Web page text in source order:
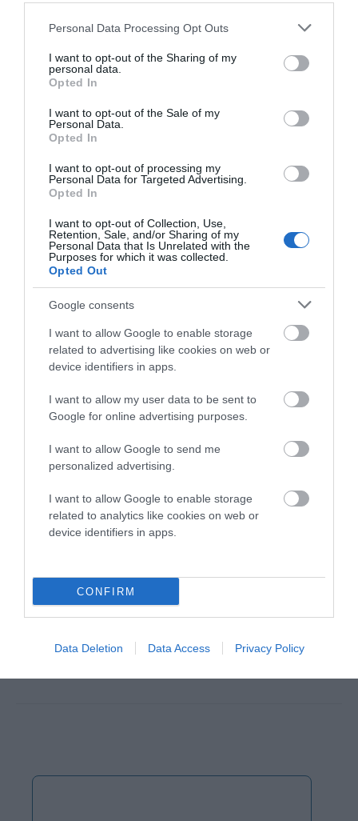
Please note that this website/app uses one or more Google
not limited to your visit or usage behaviour. You may click to
grant or deny consent to Google and its third-party tags to
use your data for below specified purposes in below Google
consent section.
Personal Data Processing Opt Outs
I want to opt-out of the Sharing of my
personal data.
Opted In
I want to opt-out of the Sale of my
Personal Data.
Opted In
I want to opt-out of processing my
Personal Data for Targeted Advertising.
Opted In
I want to opt-out of Collection, Use,
Retention, Sale, and/or Sharing of my
Personal Data that Is Unrelated with the
Purposes for which it was collected.
Opted Out
Google consents
I want to allow Google to enable storage
related to advertising like cookies on web or
device identifiers in apps.
I want to allow my user data to be sent to
Google for online advertising purposes.
I want to allow Google to send me
personalized advertising.
I want to allow Google to enable storage
related to analytics like cookies on web or
device identifiers in apps.
CONFIRM
Data Deletion Data Access Privacy Policy
κείμενα και τα ασημάζευτα που άφησε ο
προκάτοχός του.
ΑΠΆΝΤΗΣΗ
ΑΦΉΣΤΕ ΈΝΑ ΣΧΌΛΙΟ
Η ηλ. διεύθυνση σας δεν δημοσιεύεται. Τα υποχρεωτικά πεδία
σημειώνονται με
Αποθήκευσε το όνομά μου, email, και τον ιστότοπο μου σε
αυτόν τον πλοηγό για την επόμενη φορά που θα σχολιάσω.